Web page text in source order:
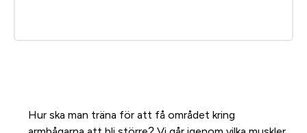
Hur ska man träna för att få området kring